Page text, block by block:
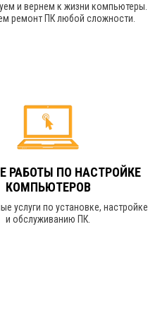
и вернем к жизни компьютеры.
ремонт ПК любой сложности.
РАБОТЫ ПО НАСТРОЙКЕ
КОМПЬЮТЕРОВ
услуги по установке, настройке
и обслуживанию ПК.